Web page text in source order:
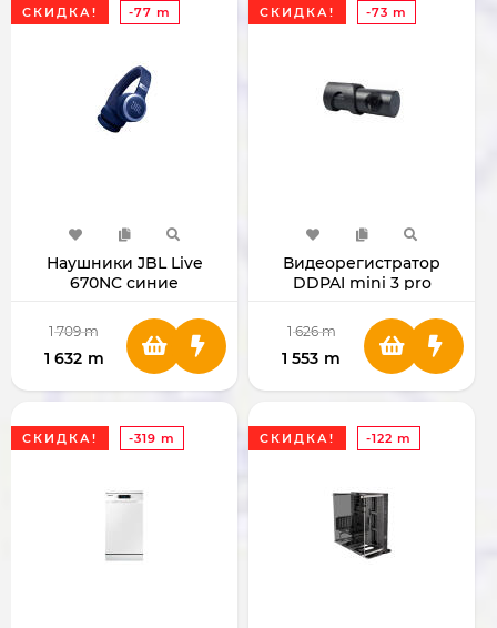
СКИДКА! -77 m
Наушники JBL Live
670NC синие
1 709 m
1 632 m
СКИДКА! -73 m
Видеорегистратор
DDPAI mini 3 pro
1 626 m
1 553 m
СКИДКА! -319 m СКИДКА! -122 m